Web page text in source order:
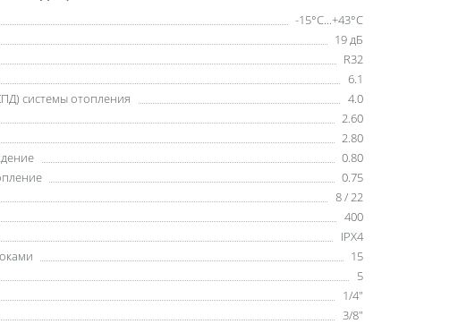
-15°C...+43°C
19 дБ
R32
6.1
системы отопления
4.0
2.60
2.80
0.80
0.75
8 / 22
400
IPX4
15
5
1/4"
3/8"